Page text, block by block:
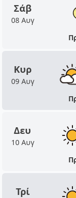
Σάβ
08 Αυγ
Κυρ
09 Αυγ
Δευ
10 Αυγ
Τρί